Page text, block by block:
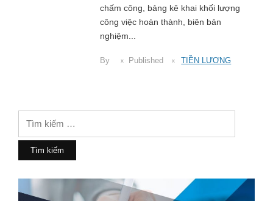
chấm công, bảng kê khai khối lượng
công việc hoàn thành, biên bản
nghiệm...
By Published TIỀN LƯƠNG
cho: